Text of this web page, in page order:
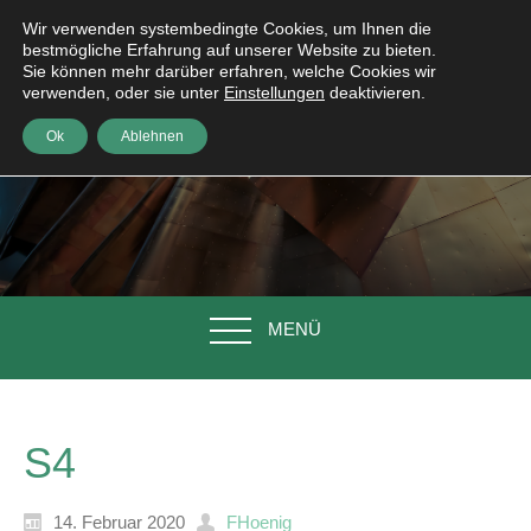
MENÜ
S4
14. Februar 2020 FHoenig
Wir verwenden systembedingte Cookies, um Ihnen die
bestmögliche Erfahrung auf unserer Website zu bieten.
Sie können mehr darüber erfahren, welche Cookies wir
verwenden, oder sie unter Einstellungen deaktivieren.
Ok Ablehnen